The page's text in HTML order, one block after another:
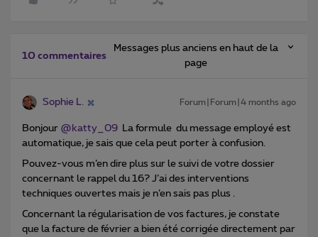
10 commentaires
Messages plus anciens en haut de la
page
Sophie L. Forum|Forum|4 months ago
Bonjour ​ @katty_09 La formule du message employé est
automatique, je sais que cela peut porter à confusion.
Pouvez-vous m’en dire plus sur le suivi de votre dossier
concernant le rappel du 16? J’ai des interventions
techniques ouvertes mais je n’en sais pas plus .
Concernant la régularisation de vos factures, je constate
que la facture de février a bien été corrigée directement par